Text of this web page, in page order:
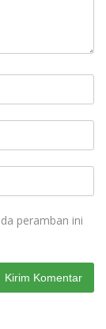
peramban ini